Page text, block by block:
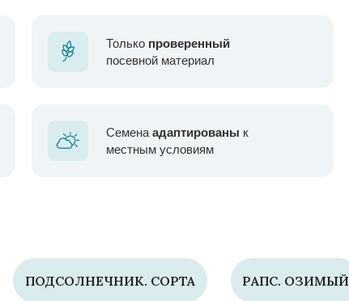
Только проверенный
посевной материал
Семена адаптированы к
местным условиям
ПОДСОЛНЕЧНИК. СОРТА РАПС. ОЗИМЫЙ